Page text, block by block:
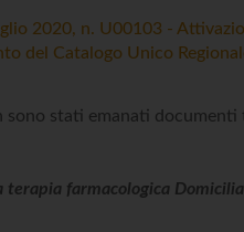
2020, n. U00103 -
del Catalogo Unico
sono stati emanati
farmacologica